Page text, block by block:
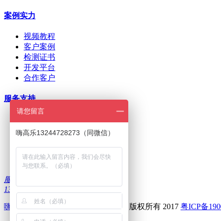
案例实力
视频教程
客户案例
检测证书
开发平台
合作客户
服务支持
在线下单
下载中心
服务热线：
13322986335
嗨高乐 --深圳前海高乐科技有限公司 版权所有 2017 粤ICP备
请您留言
嗨高乐13244728273（同微信）